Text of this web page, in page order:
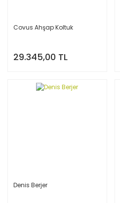
Covus Ahşap Koltuk
29.345,00 TL
Denis Berjer